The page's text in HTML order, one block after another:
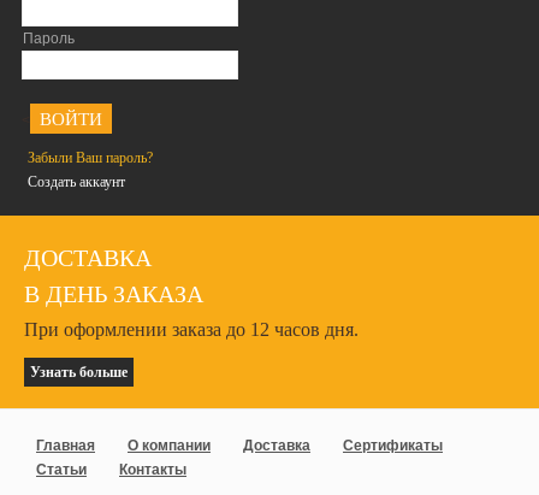
Пароль
Забыли Ваш пароль?
Создать аккаунт
ДОСТАВКА
В ДЕНЬ ЗАКАЗА
При оформлении заказа до 12 часов дня.
Узнать больше
Главная О компании Доставка
Сертификаты
Статьи
Контакты